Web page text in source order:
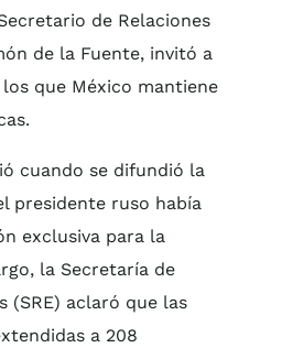
de Relaciones
de la Fuente, invitó a
que México mantiene
cuando se difundió la
presidente ruso había
exclusiva para la
la Secretaría de
(SRE) aclaró que las
a 208